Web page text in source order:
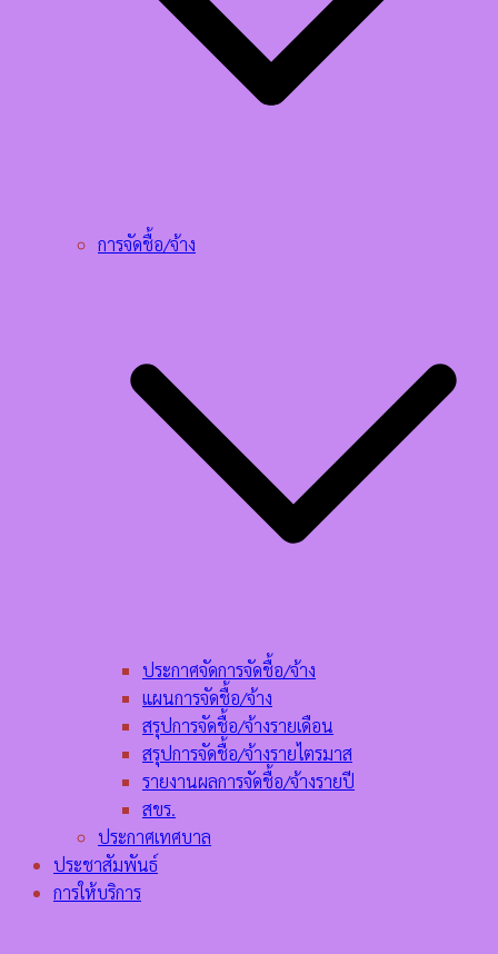
การจัดชื้อ/จ้าง
ประกาศจัดการจัดชื้อ/จ้าง
แผนการจัดชื้อ/จ้าง
สรุปการจัดชื้อ/จ้างรายเดือน
สรุปการจัดชื้อ/จ้างรายไตรมาส
รายงานผลการจัดชื้อ/จ้างรายปี
สขร.
ประกาศเทศบาล
ประชาสัมพันธ์
การให้บริการ